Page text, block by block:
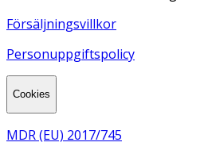
Försäljningsvillkor
Personuppgiftspolicy
Cookies
MDR (EU) 2017/745